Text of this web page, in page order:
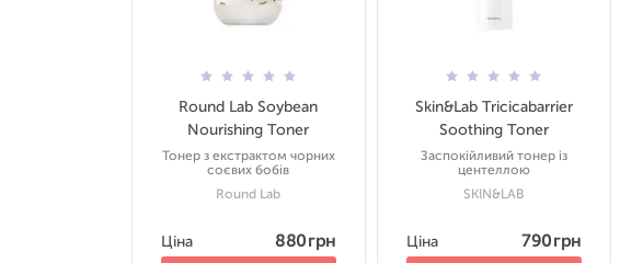
Round Lab Soybean
Nourishing Toner
Тонер з екстрактом чорних
соєвих бобів
Round Lab
Ціна 880 грн
Skin&Lab Tricicabarrier
Soothing Toner
Заспокійливий тонер із
центеллою
SKIN&LAB
Ціна 790 грн